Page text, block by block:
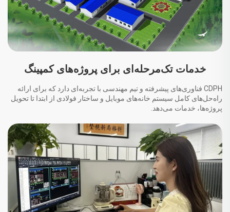
خدمات تک‌مرحله‌ای برای پروژه‌های کمپینگ
CDPH فناوری‌های پیشرفته و تیم مهندسی با تجربه‌ای دارد که برای ارائه
راه‌حل‌های کامل سیستم خانه‌های موبایل و ساختار فولادی از ابتدا تا تحویل
پروژه‌ها، خدمات می‌دهد.